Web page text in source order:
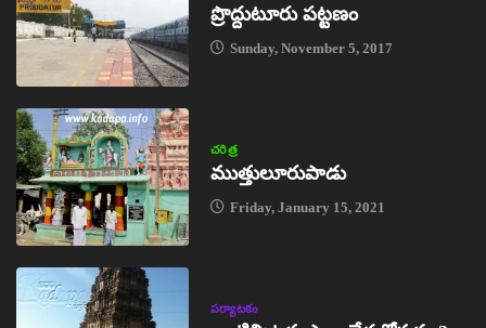
ప్రొద్దుటూరు పట్టణం
Sunday, November 5, 2017
చరిత్ర
ముత్తులూరుపాడు
Friday, January 15, 2021
పర్యాటకం